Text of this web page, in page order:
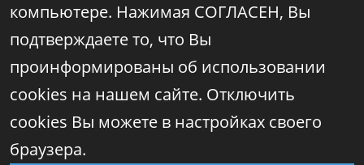
компьютере. Нажимая СОГЛАСЕН, Вы
подтверждаете то, что Вы
проинформированы об использовании
cookies на нашем сайте. Отключить
cookies Вы можете в настройках своего
браузера.